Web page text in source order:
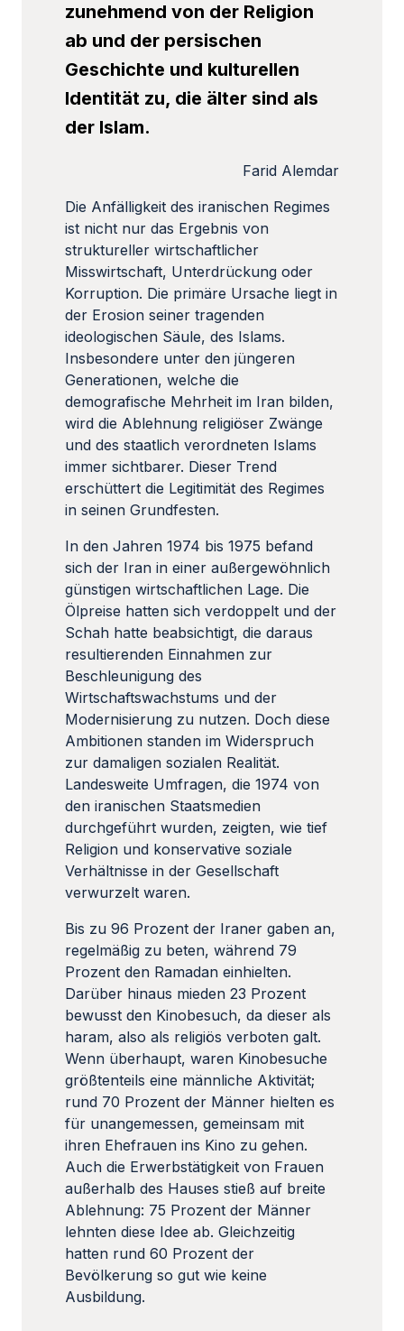
zunehmend von der Religion
ab und der persischen
Geschichte und kulturellen
Identität zu, die älter sind als
der Islam.
Farid Alemdar
Die Anfälligkeit des iranischen Regimes
ist nicht nur das Ergebnis von
struktureller wirtschaftlicher
Misswirtschaft, Unterdrückung oder
Korruption. Die primäre Ursache liegt in
der Erosion seiner tragenden
ideologischen Säule, des Islams.
Insbesondere unter den jüngeren
Generationen, welche die
demografische Mehrheit im Iran bilden,
wird die Ablehnung religiöser Zwänge
und des staatlich verordneten Islams
immer sichtbarer. Dieser Trend
erschüttert die Legitimität des Regimes
in seinen Grundfesten.
In den Jahren 1974 bis 1975 befand
sich der Iran in einer außergewöhnlich
günstigen wirtschaftlichen Lage. Die
Ölpreise hatten sich verdoppelt und der
Schah hatte beabsichtigt, die daraus
resultierenden Einnahmen zur
Beschleunigung des
Wirtschaftswachstums und der
Modernisierung zu nutzen. Doch diese
Ambitionen standen im Widerspruch
zur damaligen sozialen Realität.
Landesweite Umfragen, die 1974 von
den iranischen Staatsmedien
durchgeführt wurden, zeigten, wie tief
Religion und konservative soziale
Verhältnisse in der Gesellschaft
verwurzelt waren.
Bis zu 96 Prozent der Iraner gaben an,
regelmäßig zu beten, während 79
Prozent den Ramadan einhielten.
Darüber hinaus mieden 23 Prozent
bewusst den Kinobesuch, da dieser als
haram, also als religiös verboten galt.
Wenn überhaupt, waren Kinobesuche
größtenteils eine männliche Aktivität;
rund 70 Prozent der Männer hielten es
für unangemessen, gemeinsam mit
ihren Ehefrauen ins Kino zu gehen.
Auch die Erwerbstätigkeit von Frauen
außerhalb des Hauses stieß auf breite
Ablehnung: 75 Prozent der Männer
lehnten diese Idee ab. Gleichzeitig
hatten rund 60 Prozent der
Bevölkerung so gut wie keine
Ausbildung.